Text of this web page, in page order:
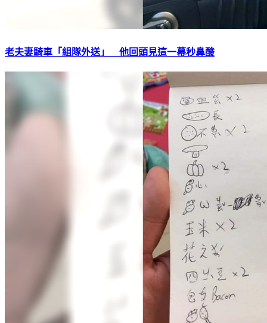
老夫妻騎車「組隊外送」 他回頭見這一幕秒鼻酸